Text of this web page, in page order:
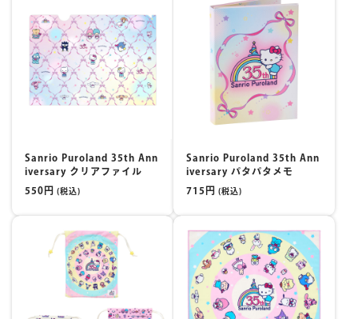
Sanrio Puroland 35th Ann
iversary クリアファイル
550円 (税込)
Sanrio Puroland 35th Ann
iversary パタパタメモ
715円 (税込)